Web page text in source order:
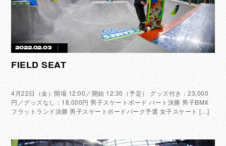
2022.02.03
FIELD SEAT
4月22日（金）開場 12:00／開始 12:30（予定） グッズ付き：23,000
円／グッズなし：18,000円 男子スケートボード バート決勝 男子BMX
フラットランド決勝 男子スケートボードパーク予選 女子スケート […]